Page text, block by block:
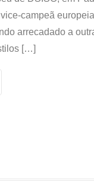
campeã
arrecadado a
[…]